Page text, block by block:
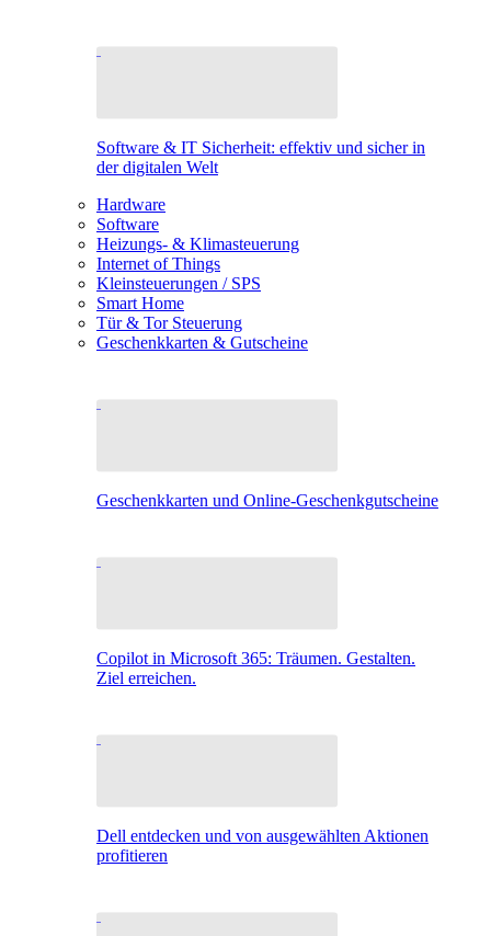
Software & IT Sicherheit: effektiv und sicher in
der digitalen Welt
Hardware
Software
Heizungs- & Klimasteuerung
Internet of Things
Kleinsteuerungen / SPS
Smart Home
Tür & Tor Steuerung
Geschenkkarten & Gutscheine
Geschenkkarten und Online-Geschenkgutscheine
Copilot in Microsoft 365: Träumen. Gestalten.
Ziel erreichen.
Dell entdecken und von ausgewählten Aktionen
profitieren